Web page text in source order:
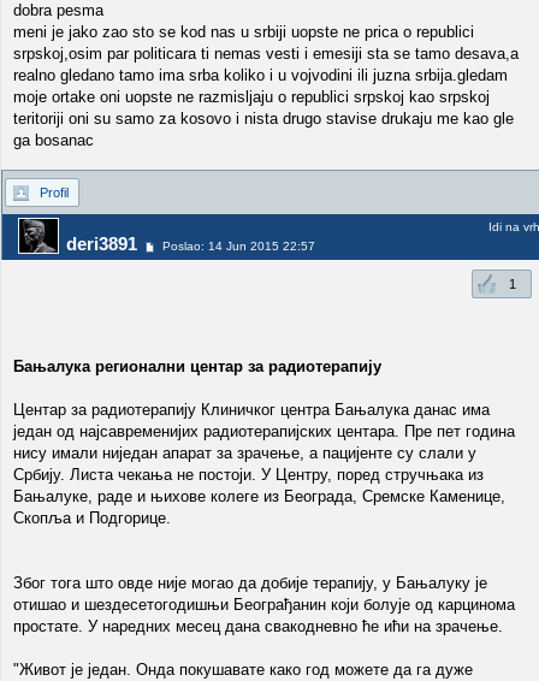
dobra pesma
meni je jako zao sto se kod nas u srbiji uopste ne prica o republici
srpskoj,osim par politicara ti nemas vesti i emesiji sta se tamo desava,a
realno gledano tamo ima srba koliko i u vojvodini ili juzna srbija.gledam
moje ortake oni uopste ne razmisljaju o republici srpskoj kao srpskoj
teritoriji oni su samo za kosovo i nista drugo stavise drukaju me kao gle
ga bosanac
Profil
deri3891 Poslao: 14 Jun 2015 22:57
Idi na vrh
1
Бањалука регионални центар за радиотерапију
Центар за радиотерапију Клиничког центра Бањалука данас има
један од најсавременијих радиотерапијских центара. Пре пет година
нису имали ниједан апарат за зрачење, а пацијенте су слали у
Србију. Листа чекања не постоји. У Центру, поред стручњака из
Бањалуке, раде и њихове колеге из Београда, Сремске Каменице,
Скопља и Подгорице.
Због тога што овде није могао да добије терапију, у Бањалуку је
отишао и шездесетогодишњи Београђанин који болује од карцинома
простате. У наредних месец дана свакодневно ће ићи на зрачење.
"Живот је један. Онда покушавате како год можете да га дуже